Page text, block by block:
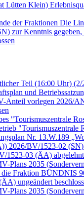
Lütten Klein)
der Fraktionen Die
zur Kenntnis
Teil (16:00 Uhr) (2/
und
vorlegen 2026/
"Tourismuszentrale
Nr. 13.W.189
2026/BV/1523-02
1523-03 (ÄA) abgelehnt
Plans 2035
Fraktion BÜNDNIS
ungeändert
Plans 2035